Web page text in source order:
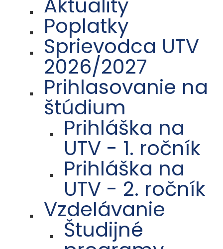
Poplatky
Sprievodca UTV
2026/2027
Prihlasovanie na
štúdium
Prihláška na
UTV - 1. ročník
Prihláška na
UTV - 2. ročník
Vzdelávanie
Študijné